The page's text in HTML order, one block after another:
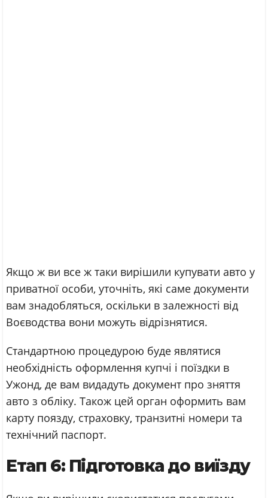
Якщо ж ви все ж таки вирішили купувати авто у
приватної особи, уточніть, які саме документи
вам знадобляться, оскільки в залежності від
Воєводства вони можуть відрізнятися.
Стандартною процедурою буде являтися
необхідність оформлення купчі і поїздки в
Ужонд, де вам видадуть документ про зняття
авто з обліку. Також цей орган оформить вам
карту поязду, страховку, транзитні номери та
технічний паспорт.
Етап 6: Підготовка до виїзду